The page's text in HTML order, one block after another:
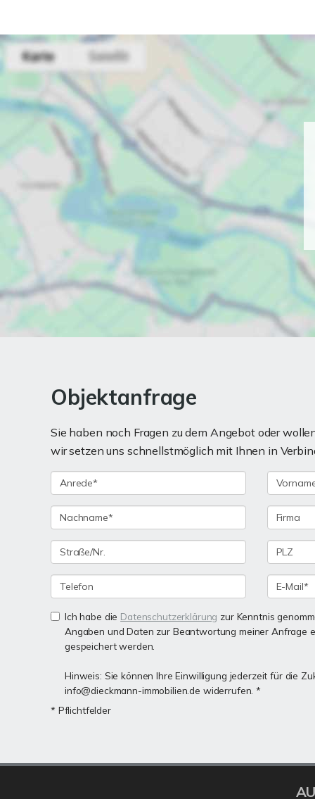
Objektanfrage
Sie haben noch Fragen zu dem Angebot oder
wir setzen uns schnellstmöglich mit Ihnen in
Ich habe die Datenschutzerklärung zur Kenntnis
Angaben und Daten zur Beantwortung meiner Anfrage
gespeichert werden.
Hinweis: Sie können Ihre Einwilligung jederzeit für die
info@dieckmann-immobilien.de widerrufen. *
* Pflichtfelder